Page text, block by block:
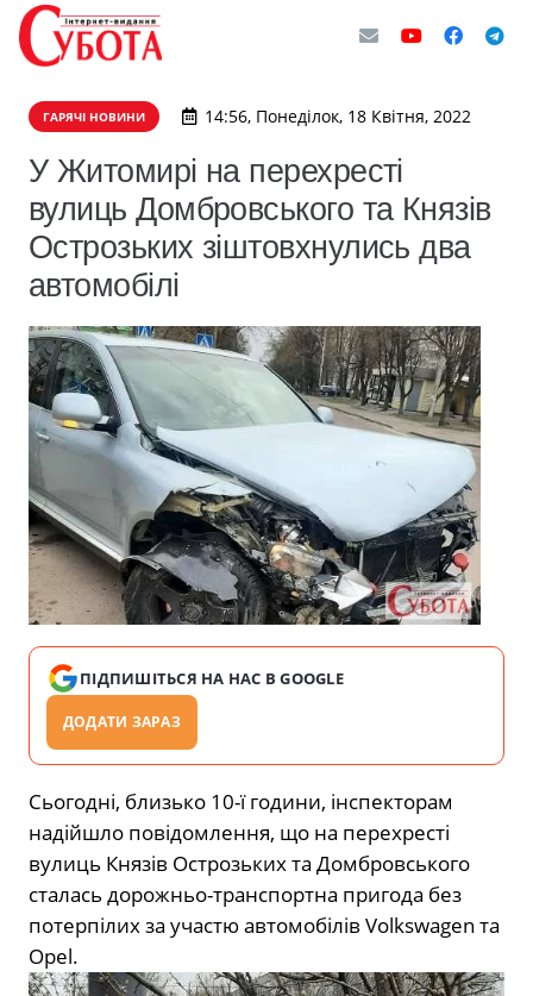
ГАРЯЧІ НОВИНИ 14:56, Понеділок, 18 Квітня, 2022
У Житомирі на перехресті
вулиць Домбровського та Князів
Острозьких зіштовхнулись два
автомобілі
ПІДПИШІТЬСЯ НА НАС В GOOGLE
ДОДАТИ ЗАРАЗ
Сьогодні, близько 10-ї години, інспекторам
надійшло повідомлення, що на перехресті
вулиць Князів Острозьких та Домбровського
сталась дорожньо-транспортна пригода без
потерпілих за участю автомобілів Volkswagen та
Opel.